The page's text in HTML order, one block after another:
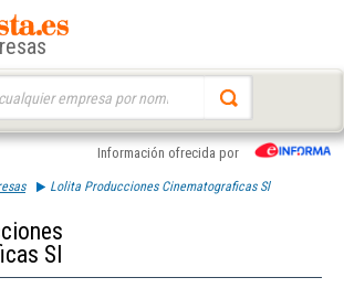
Información ofrecida por
Lolita Producciones Cinematograficas Sl
Sl